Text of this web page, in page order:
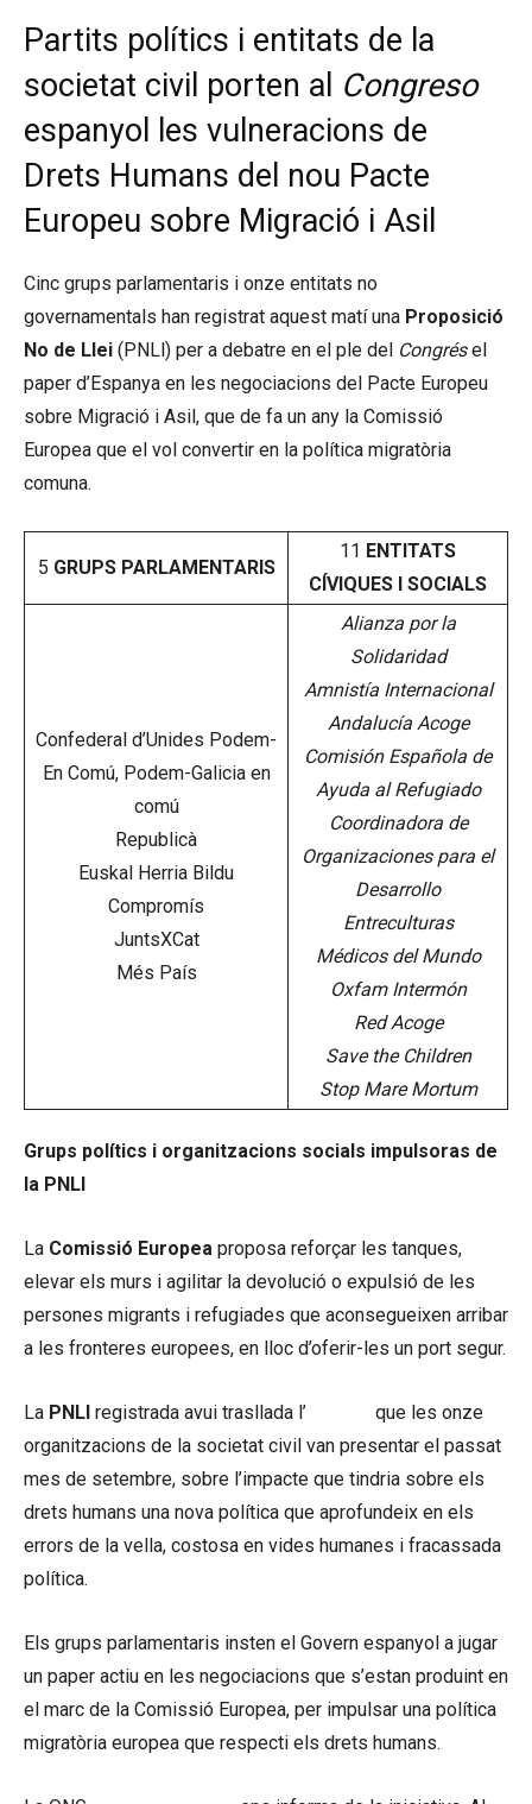
Partits polítics i entitats de la
societat civil porten al Congreso
espanyol les vulneracions de
Drets Humans del nou Pacte
Europeu sobre Migració i Asil
Cinc grups parlamentaris i onze entitats no
governamentals han registrat aquest matí una Proposició
No de Llei (PNLl) per a debatre en el ple del Congrésel
paper d’Espanya en les negociacions del Pacte Europeu
sobre Migració i Asil, que de fa un any la Comissió
Europea que el vol convertir en la política migratòria
comuna.
5 GRUPS PARLAMENTARIS
11 ENTITATS
CÍVIQUES I SOCIALS
Confederal d’Unides Podem-
En Comú, Podem-Galicia en
comú
Republicà
Euskal Herria Bildu
Compromís
JuntsXCat
Més País
Alianza por la
Solidaridad
Amnistía Internacional
Andalucía Acoge
Comisión Española de
Ayuda al Refugiado
Coordinadora de
Organizaciones para el
Desarrollo
Entreculturas
Médicos del Mundo
Oxfam Intermón
Red Acoge
Save the Children
Stop Mare Mortum
Grups polítics i organitzacions socials impulsoras de
la PNLl
La Comissió Europea proposa reforçar les tanques,
elevar els murs i agilitar la devolució o expulsió de les
persones migrants i refugiades que aconsegueixen arribar
a les fronteres europees, en lloc d’oferir-les un port segur.
La PNLl registrada avui trasllada l’
que les onze
organitzacions de la societat civil van presentar el passat
mes de setembre, sobre l’impacte que tindria sobre els
drets humans una nova política que aprofundeix en els
errors de la vella, costosa en vides humanes i fracassada
política.
Els grups parlamentaris insten el Govern espanyol a jugar
un paper actiu en les negociacions que s’estan produint en
el marc de la Comissió Europea, per impulsar una política
migratòria europea que respecti els drets humans.